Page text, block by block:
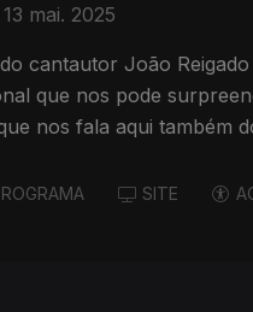
13 mai. 2025
cantautor João Reigado
que nos pode
nos fala aqui também
SITE